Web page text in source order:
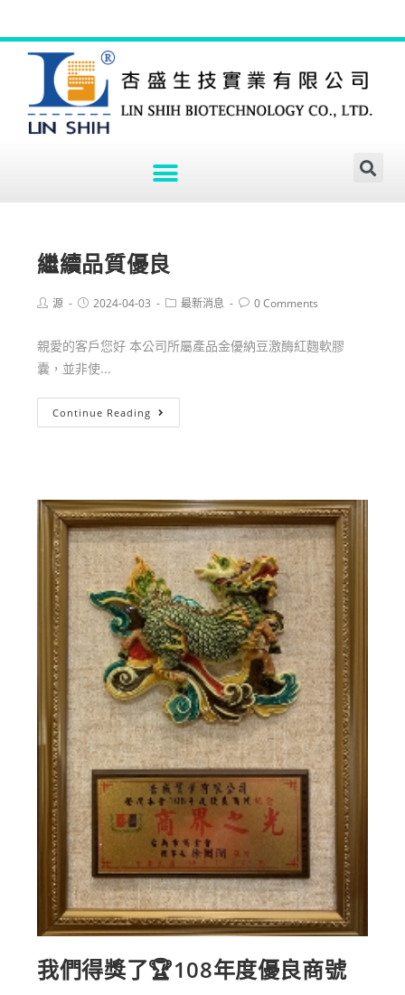
繼續品質優良
源 2024-04-03 最新消息 0 Comments
親愛的客戶您好 本公司所屬產品金優納豆激酶紅麴軟膠
囊，並非使...
Continue Reading
我們得獎了🏆108年度優良商號